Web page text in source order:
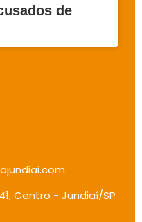
de
Centro - Jundiaí/SP